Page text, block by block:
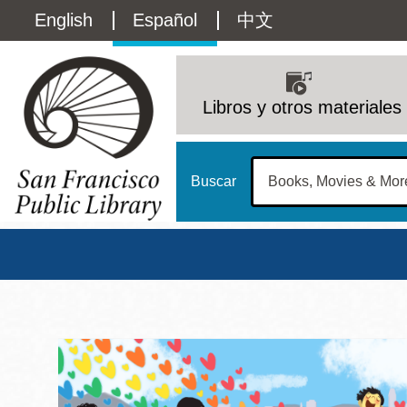
contenido
Language
switcher
(Content)
English Español 中文
navigation
Libros y otros materiales
Buscar
Biblioteca Central
Address
100 Larkin Street San Francisco
Contact
415-557-4400
12 - 6
Biblioteca Pública